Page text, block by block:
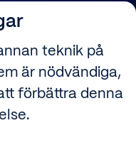
teknik på
är nödvändiga,
förbättra denna